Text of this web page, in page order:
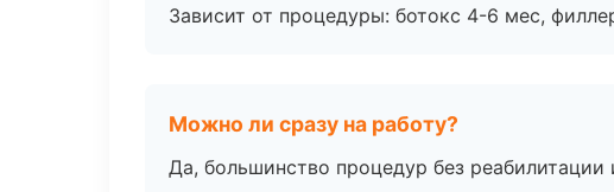
Зависит от процедуры: ботокс 4-6 мес,
Можно ли сразу на работу?
Да, большинство процедур без